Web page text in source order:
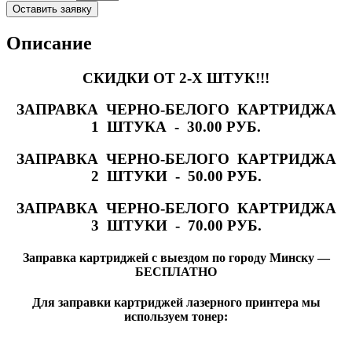
Оставить заявку
Описание
СКИДКИ ОТ 2-Х ШТУК!!!
ЗАПРАВКА ЧЕРНО-БЕЛОГО КАРТРИДЖА
1 ШТУКА - 30.00 РУБ.
ЗАПРАВКА ЧЕРНО-БЕЛОГО КАРТРИДЖА
2 ШТУКИ - 50.00 РУБ.
ЗАПРАВКА ЧЕРНО-БЕЛОГО КАРТРИДЖА
3 ШТУКИ - 70.00 РУБ.
Заправка картриджей с выездом по городу Минску —
БЕСПЛАТНО
Для заправки картриджей лазерного принтера мы
используем тонер: